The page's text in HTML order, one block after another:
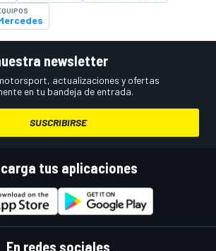
newsletter
actualizaciones y ofertas
en tu bandeja de entrada.
SUSCRIBIRSE
tus aplicaciones
En redes sociales